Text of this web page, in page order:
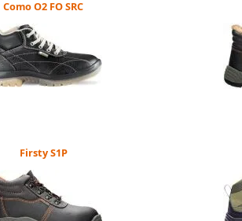
Como O2 FO SRC
Firsty S1P